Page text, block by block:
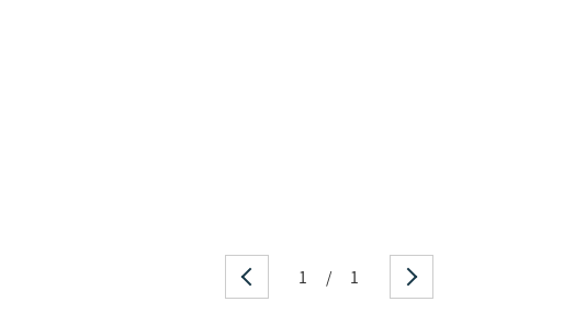
1 / 1